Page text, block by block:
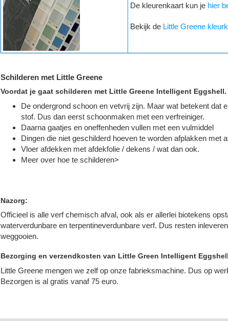
De kleurenkaart kun je hier
Bekijk de Little Greene
Schilderen met Little Greene
Voordat je gaat schilderen met Little Greene Intelligent Eggshell.
De ondergrond schoon en vetvrij zijn. Maar wat betekent dat
stof. Dus dan eerst schoonmaken met een verfreiniger.
Daarna gaatjes en oneffenheden vullen met een vulmiddel
Dingen die niet geschilderd hoeven te worden afplakken met
Vloer afdekken met afdekfolie / dekens / wat dan ook.
Meer over hoe te schilderen>
Nazorg:
Officieel is alle verf chemisch afval, ook als er allerlei biotekens
waterverdunbare en terpentineverdunbare verf. Dus resten
weggooien.
Bezorging en verzendkosten van Little Green Intelligent
Little Greene mengen we zelf op onze fabrieksmachine. Dus op
Bezorgen is al gratis vanaf 75 euro.